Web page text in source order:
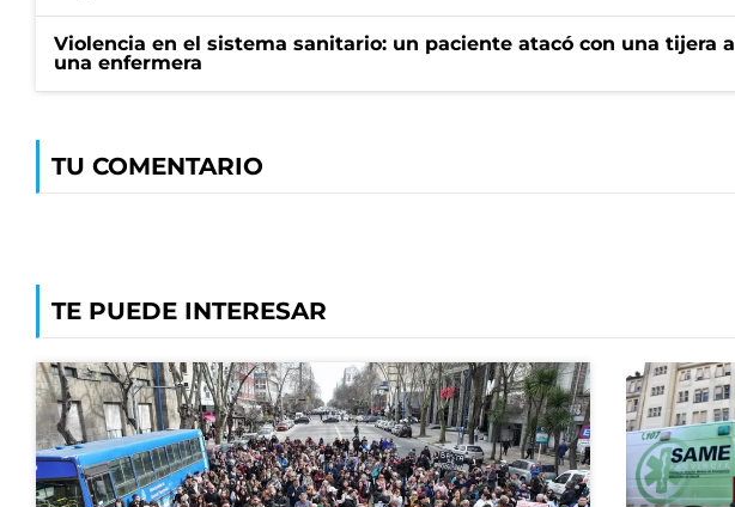
Violencia en el sistema sanitario: un paciente atacó con una tijera a
una enfermera
TU COMENTARIO
TE PUEDE INTERESAR